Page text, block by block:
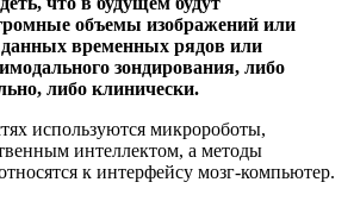
объемы изображений или
временных рядов или
зондирования, либо
либо клинически.
используются микророботы,
интеллектом, а методы
к интерфейсу мозг-компьютер.